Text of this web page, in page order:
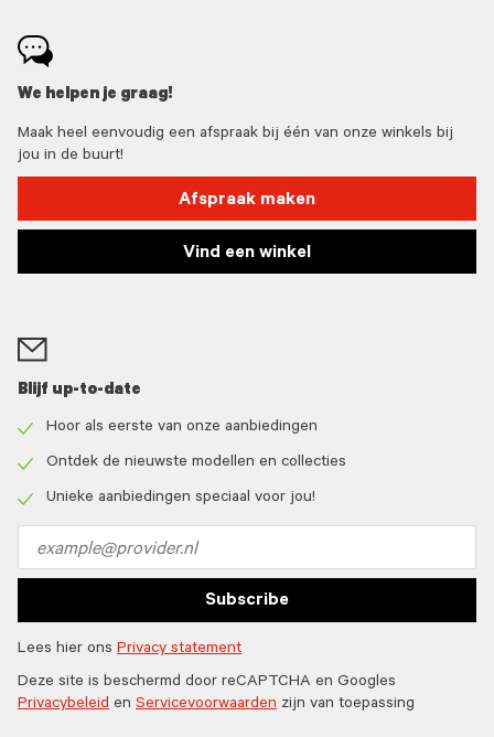
We helpen je graag!
Maak heel eenvoudig een afspraak bij één van onze winkels bij
jou in de buurt!
Afspraak maken
Vind een winkel
Blijf up-to-date
icon
Hoor als eerste van onze aanbiedingen
icon
Ontdek de nieuwste modellen en collecties
Unieke aanbiedingen speciaal voor jou!
address
Subscribe
Lees hier ons Privacy statement
Deze site is beschermd door reCAPTCHA en Googles
Privacybeleid en Servicevoorwaarden zijn van toepassing